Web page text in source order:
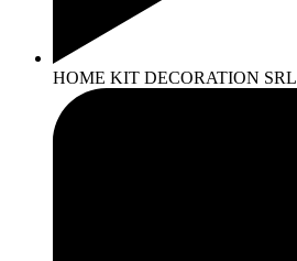
HOME KIT DECORATION SRL